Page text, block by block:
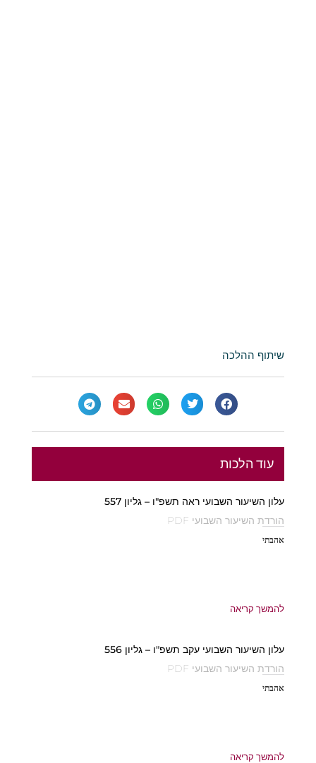
שיתוף ההלכה
עוד הלכות
עלון השיעור השבועי ראה תשפ"ו – גליון 557
הורדת השיעור השבועי PDF
אהבתי
להמשך קריאה
עלון השיעור השבועי עקב תשפ"ו – גליון 556
הורדת השיעור השבועי PDF
אהבתי
להמשך קריאה